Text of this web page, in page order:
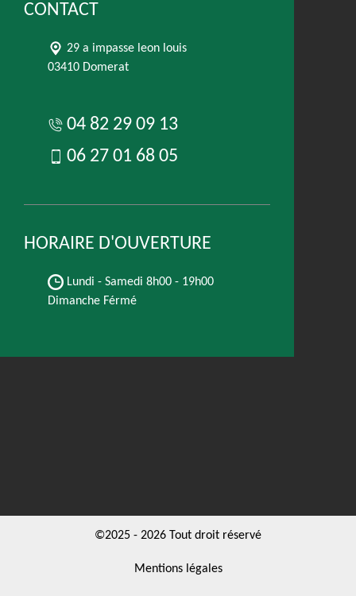
CONTACT
29 a impasse leon louis
03410 Domerat
04 82 29 09 13
06 27 01 68 05
HORAIRE D'OUVERTURE
Lundi - Samedi 8h00 - 19h00
Dimanche Férmé
©2025 - 2026 Tout droit réservé
Mentions légales